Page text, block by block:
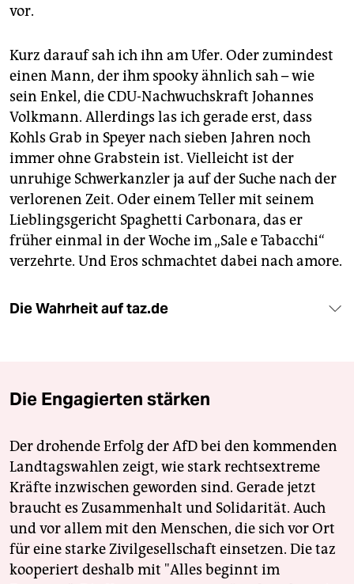
vor.
Kurz darauf sah ich ihn am Ufer. Oder zumindest
einen Mann, der ihm spooky ähnlich sah – wie
sein Enkel, die CDU-Nachwuchskraft Johannes
Volkmann. Allerdings las ich gerade erst, dass
Kohls Grab in Speyer nach sieben Jahren noch
immer ohne Grabstein ist. Vielleicht ist der
unruhige Schwerkanzler ja auf der Suche nach der
verlorenen Zeit. Oder einem Teller mit seinem
Lieblingsgericht Spaghetti Carbonara, das er
früher einmal in der Woche im „Sale e Tabacchi“
verzehrte. Und Eros schmachtet dabei nach amore.
Die Wahrheit auf taz.de
Die Engagierten stärken
Der drohende Erfolg der AfD bei den kommenden
Landtagswahlen zeigt, wie stark rechtsextreme
Kräfte inzwischen geworden sind. Gerade jetzt
braucht es Zusammenhalt und Solidarität. Auch
und vor allem mit den Menschen, die sich vor Ort
für eine starke Zivilgesellschaft einsetzen. Die taz
kooperiert deshalb mit "Alles beginnt im